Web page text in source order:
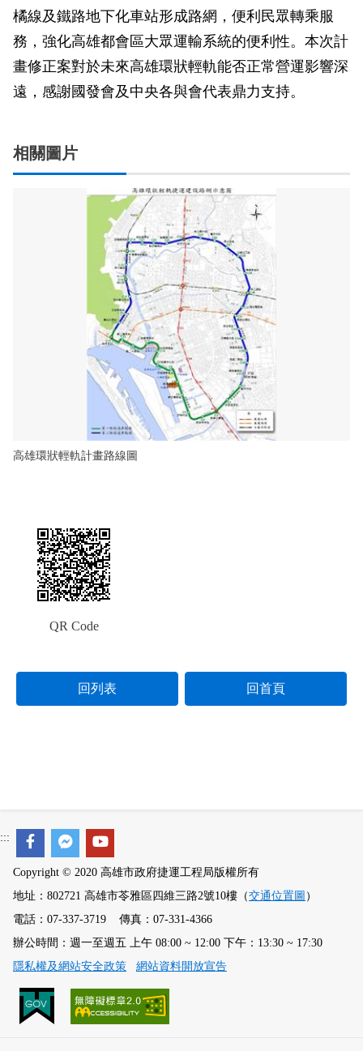
橘線及鐵路地下化車站形成路網，便利民眾轉乘服
務，強化高雄都會區大眾運輸系統的便利性。本次計
畫修正案對於未來高雄環狀輕軌能否正常營運影響深
遠，感謝國發會及中央各與會代表鼎力支持。
相關圖片
高雄環狀輕軌計畫路線圖
QR Code
回列表 回首頁
:::
Copyright © 2020 高雄市政府捷運工程局版權所有
地址：802721 高雄市苓雅區四維三路2號10樓（交通位置圖 ）
電話：07-337-3719 傳真：07-331-4366
辦公時間：週一至週五 上午 08:00 ~ 12:00 下午：13:30 ~ 17:30
隱私權及網站安全政策
網站資料開放宣告